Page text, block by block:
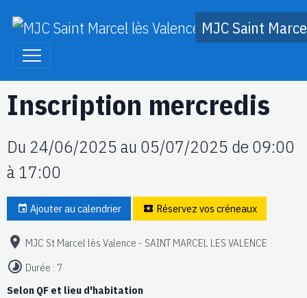
MJC Saint
Inscription mercredis
Du 24/06/2025au 05/07/2025 de 09:00
à 17:00
Ajouter au calendrier Réservez vos créneaux
MJC St Marcel lès Valence - SAINT MARCEL LES VALENCE
Durée : 7
Selon QF et lieu d'habitation